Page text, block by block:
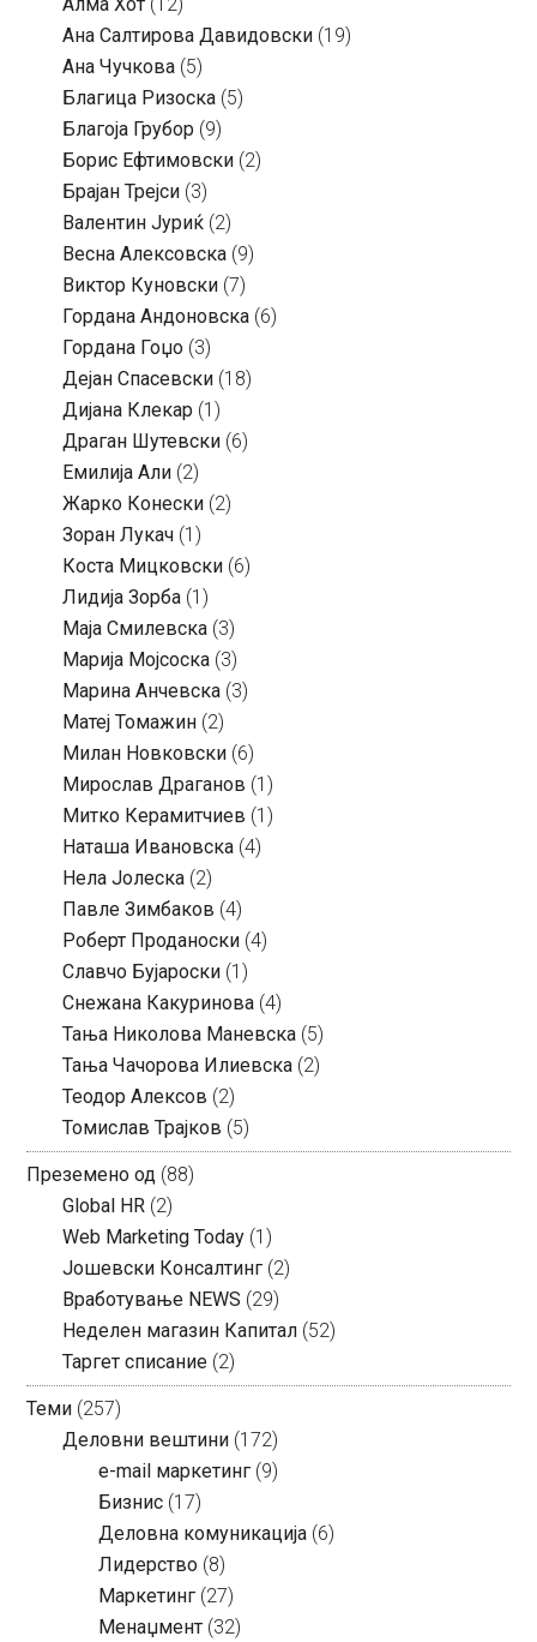
Ана Салтирова Давидовски (19)
Ана Чучкова (5)
Благица Ризоска (5)
Благоја Грубор (9)
Борис Ефтимовски (2)
Брајан Трејси (3)
Валентин Јуриќ (2)
Весна Алексовска (9)
Виктор Куновски (7)
Гордана Андоновска (6)
Гордана Гоџо (3)
Дејан Спасевски (18)
Дијана Клекар (1)
Драган Шутевски (6)
Емилија Али (2)
Жарко Конески (2)
Зоран Лукач (1)
Коста Мицковски (6)
Лидија Зорба (1)
Маја Смилевска (3)
Марија Мојсоска (3)
Марина Анчевска (3)
Матеј Томажин (2)
Милан Новковски (6)
Мирослав Драганов (1)
Митко Керамитчиев (1)
Наташа Ивановска (4)
Нела Јолеска (2)
Павле Зимбаков (4)
Роберт Проданоски (4)
Славчо Бујароски (1)
Снежана Какуринова (4)
Тања Николова Маневска (5)
Тања Чачорова Илиевска (2)
Теодор Алексов (2)
Томислав Трајков (5)
Преземено од (88)
Global HR (2)
Web Marketing Today (1)
Јошевски Консалтинг (2)
Вработување NEWS (29)
Неделен магазин Капитал (52)
Таргет списание (2)
Теми (257)
Деловни вештини (172)
e-mail маркетинг (9)
Бизнис (17)
Деловна комуникација (6)
Лидерство (8)
Маркетинг (27)
Менаџмент (32)